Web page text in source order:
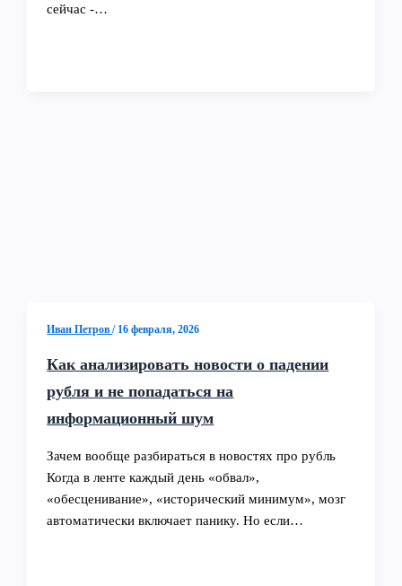
сейчас -…
Иван Петров/ 16 февраля, 2026
Как анализировать новости о падении
рубля и не попадаться на
информационный шум
Зачем вообще разбираться в новостях про рубль
Когда в ленте каждый день «обвал»,
«обесценивание», «исторический минимум», мозг
автоматически включает панику. Но если…